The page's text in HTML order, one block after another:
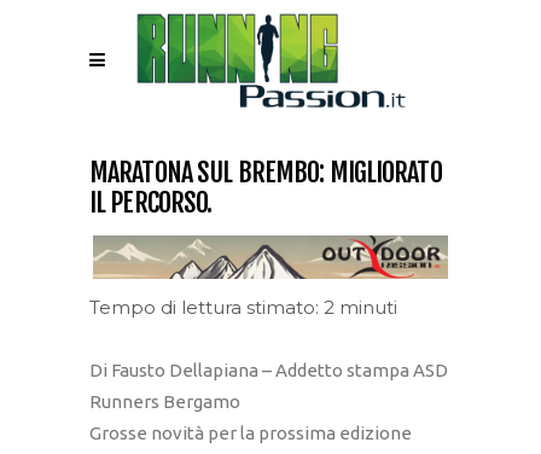
MARATONA SUL BREMBO: MIGLIORATO
IL PERCORSO.
Tempo di lettura stimato: 2 minuti
Di Fausto Dellapiana – Addetto stampa ASD
Runners Bergamo
Grosse novità per la prossima edizione